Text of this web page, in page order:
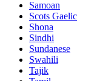
Samoan
Scots Gaelic
Shona
Sindhi
Sundanese
Swahili
Tajik